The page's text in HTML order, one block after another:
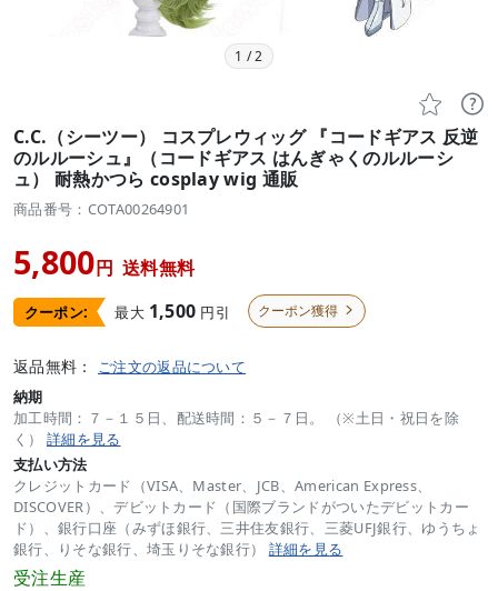
1 /2
 
C.C.（シーツー） コスプレウィッグ 『コードギアス 反逆
のルルーシュ』（コードギアス はんぎゃくのルルーシ
ュ） 耐熱かつら cosplay wig 通販
商品番号：COTA00264901
5,800円 送料無料
クーポン: 最大 1,500 円引 クーポン獲得 
返品無料： ご注文の返品について
納期
加工時間：７－１５日、配送時間：５－７日。 （※土日・祝日を除
く） 詳細を見る
支払い方法
クレジットカード（VISA、Master、JCB、American Express、
DISCOVER）、デビットカード（国際ブランドがついたデビットカー
ド）、銀行口座（みずほ銀行、三井住友銀行、三菱UFJ銀行、ゆうちょ
銀行、りそな銀行、埼玉りそな銀行） 詳細を見る
受注生産